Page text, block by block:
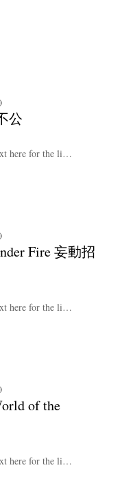
公
here for the li…
Fire 妄動招
here for the li…
of the
here for the li…